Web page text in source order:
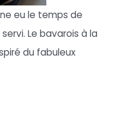
eu le temps de
Le bavarois à la
du fabuleux